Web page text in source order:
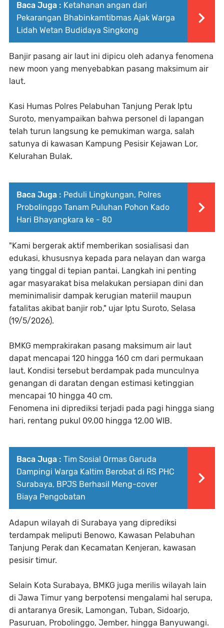
Baca Juga : Ketahanan angan dari
Pekarangan Bhabinkamtibmas Ajak Warga
Lidah Wetan Budidaya Singkong
Banjir pasang air laut ini dipicu oleh adanya fenomena
new moon yang menyebabkan pasang maksimum air
laut.
Kasi Humas Polres Pelabuhan Tanjung Perak Iptu
Suroto, menyampaikan bahwa personel di lapangan
telah turun langsung ke pemukiman warga, salah
satunya di kawasan Kampung Pesisir Kejawan Lor,
Kelurahan Bulak.
Baca Juga : Peduli Lingkungan, Polres
Probolinggo Tanam Puluhan Pohon Kado
Hari Bhayangkara ke - 80
"Kami bergerak aktif memberikan sosialisasi dan
edukasi, khususnya kepada para nelayan dan warga
yang tinggal di tepian pantai. Langkah ini penting
agar masyarakat bisa melakukan persiapan dini dan
meminimalisir dampak kerugian materiil maupun
fatalitas akibat banjir rob," ujar Iptu Suroto, Selasa
(19/5/2026).
BMKG memprakirakan pasang maksimum air laut
dapat mencapai 120 hingga 160 cm dari permukaan
laut. Kondisi tersebut berdampak pada munculnya
genangan di daratan dengan estimasi ketinggian
mencapai 10 hingga 40 cm.
Fenomena ini diprediksi terjadi pada pagi hingga siang
hari, rentang pukul 09.00 hingga 12.00 WIB.
Baca Juga : Tim Sosial Ormas Garuda
Dampingi Warga Kaltim Berobat di RS PHC
Surabaya, BPJS Berhasil Meng-cover
Biaya Pengobatan
Adapun wilayah di Surabaya yang diprediksi
terdampak meliputi Benowo, Kawasan Pelabuhan
Tanjung Perak dan Kecamatan Kenjeran, kawasan
pesisir timur.
Selain Kota Surabaya, BMKG juga merilis wilayah lain
di Jawa Timur yang berpotensi mengalami hal serupa,
di antaranya Gresik, Lamongan, Tuban, Sidoarjo,
Pasuruan, Probolinggo, Jember, hingga Banyuwangi.